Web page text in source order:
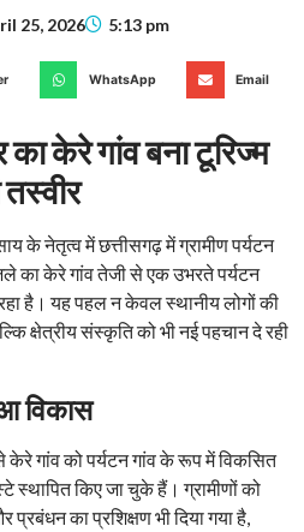
25, 2026 5:13 pm
WhatsApp Email
केरे गांव बना टूरिज्म
के नेतृत्व में छत्तीसगढ़ में ग्रामीण पर्यटन
का केरे गांव तेजी से एक उभरते पर्यटन
है। यह पहल न केवल स्थानीय लोगों की
क्षेत्रीय संस्कृति को भी नई पहचान दे रही
विकास
गांव को पर्यटन गांव के रूप में विकसित
स्थापित किए जा चुके हैं। ग्रामीणों को
का प्रशिक्षण भी दिया गया है,